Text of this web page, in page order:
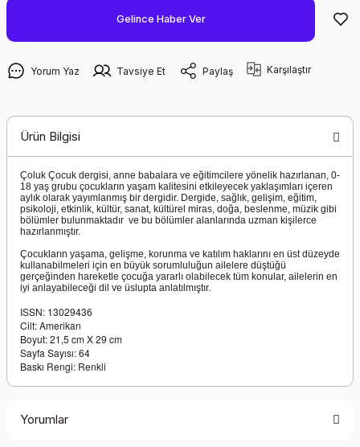
Gelince Haber Ver
Yorum Yaz Tavsiye Et Paylaş Karşılaştır
Ürün Bilgisi
Çoluk Çocuk dergisi, anne babalara ve eğitimcilere yönelik hazırlanan, 0-
18 yaş grubu çocukların yaşam kalitesini etkileyecek yaklaşımları içeren
aylık olarak yayımlanmış bir dergidir. Dergide, sağlık, gelişim, eğitim,
psikoloji, etkinlik, kültür, sanat, kültürel miras, doğa, beslenme, müzik gibi
bölümler bulunmaktadır ve bu bölümler alanlarında uzman kişilerce
hazırlanmıştır.
Çocukların yaşama, gelişme, korunma ve katılım haklarını en üst düzeyde
kullanabilmeleri için en büyük sorumluluğun ailelere düştüğü
gerçeğinden hareketle çocuğa yararlı olabilecek tüm konular, ailelerin en
iyi anlayabileceği dil ve üslupta anlatılmıştır.
ISSN: 13029436
Cilt: Amerikan
Boyut: 21,5 cm X 29 cm
Sayfa Sayısı: 64
Baskı Rengi: Renkli
Yorumlar